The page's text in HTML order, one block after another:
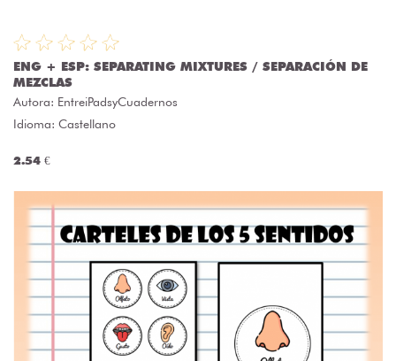
ENG + ESP: SEPARATING MIXTURES / SEPARACIÓN DE
MEZCLAS
Autora: EntreiPadsyCuadernos
Idioma: Castellano
2.54 €